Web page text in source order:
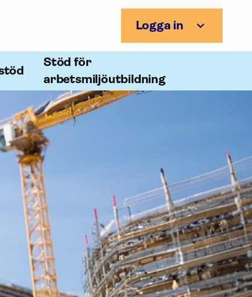
Logga in
Stöd för
arbetsmiljöutbildning